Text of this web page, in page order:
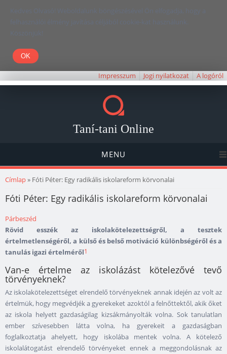
Kedves Olvasó! Weboldalunk böngészésével Ön elfogadja, hogy a
felhasználói élmény javítása céljából cookie-kat használunk.
Köszönjük!
Impresszum Jogi nyilatkozat A logóról
Taní-tani Online
MENU
Jelenlegi hely
Címlap» Fóti Péter: Egy radikális iskolareform körvonalai
Fóti Péter: Egy radikális iskolareform körvonalai
Párbeszéd
Rövid esszék az iskolakötelezettségről, a tesztek
értelmetlenségéről, a külső és belső motiváció különbségéről és a
tanulás igazi értelméről1
Van-e értelme az iskolázást kötelezővé tevő
törvényeknek?
Az iskolakötelezettséget elrendelő törvényeknek annak idején az volt az
értelmük, hogy megvédjék a gyerekeket azoktól a felnőttektől, akik őket
az iskola helyett gazdaságilag kizsákmányolták volna. Sok tanulatlan
ember szívesebben látta volna, ha gyerekeit a gazdaságban
foglalkoztatja ahelyett, hogy iskolába mentek volna. A kötelező
iskolalátogatást elrendelő törvényeket ennek a meggondolásnak az